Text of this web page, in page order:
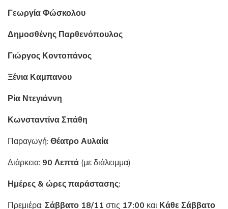
Γεωργία Φώσκολου
Δημοσθένης Παρθενόπουλος
Γιώργος Κοντοπάνος
Ξένια Καμπανου
Ρία Ντεγιάννη
Κωνσταντίνα Σπάθη
Παραγωγή: Θέατρο Αυλαία
Διάρκεια: 90 Λεπτά (με διάλειμμα)
Ημέρες & ώρες παράστασης:
Πρεμιέρα: Σάββατο 18/11 στις 17:00 και Κάθε Σάββατο